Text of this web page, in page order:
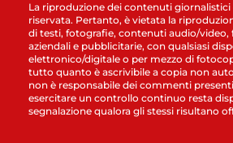
La riproduzione dei contenuti giornalistici
riservata. Pertanto, è vietata la
di testi, fotografie, contenuti audio/
aziendali e pubblicitarie, con qualsiasi
elettronico/digitale o per mezzo di
tutto quanto è ascrivibile a copia non
non è responsabile dei commenti
esercitare un controllo continuo resta
segnalazione qualora gli stessi risultano